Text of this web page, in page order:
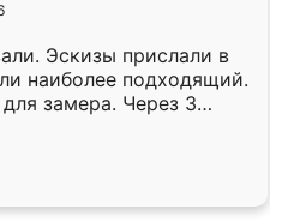
Эскизы прислали в
наиболее подходящий.
замера. Через 3
готова. Остались
Спасибо Ренессанс
работу!